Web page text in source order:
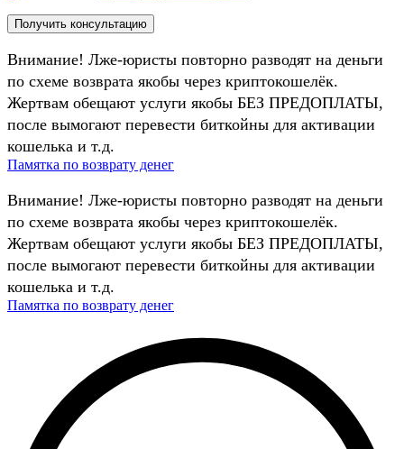
Внимание! Лже-юристы повторно разводят на деньги
по схеме возврата якобы через криптокошелёк.
Жертвам обещают услуги якобы БЕЗ ПРЕДОПЛАТЫ,
после вымогают перевести биткойны для активации
кошелька и т.д.
Памятка по возврату денег
Внимание! Лже-юристы повторно разводят на деньги
по схеме возврата якобы через криптокошелёк.
Жертвам обещают услуги якобы БЕЗ ПРЕДОПЛАТЫ,
после вымогают перевести биткойны для активации
кошелька и т.д.
Памятка по возврату денег